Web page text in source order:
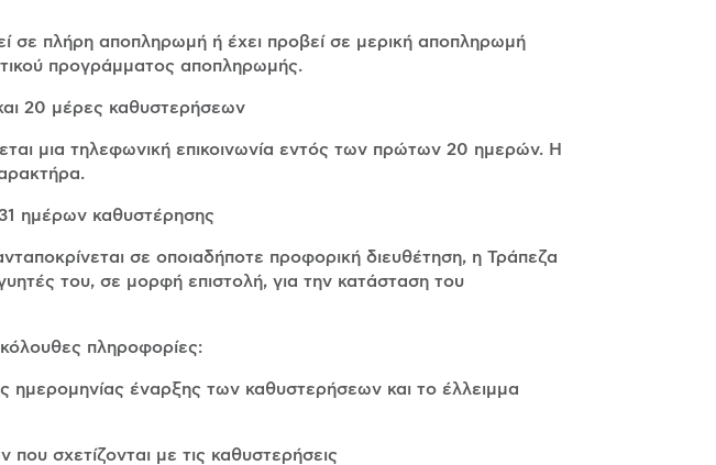
σε πλήρη αποπληρωμή ή έχει προβεί σε μερική αποπληρωμή
προγράμματος αποπληρωμής.
20 μέρες καθυστερήσεων
μια τηλεφωνική επικοινωνία εντός των πρώτων 20 ημερών. Η
ημέρων καθυστέρησης
σε οποιαδήποτε προφορική διευθέτηση, η Τράπεζα
του, σε μορφή επιστολή, για την κατάσταση του
πληροφορίες:
ημερομηνίας έναρξης των καθυστερήσεων και το έλλειμμα
σχετίζονται με τις καθυστερήσεις